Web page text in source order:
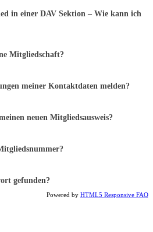
in einer DAV Sektion – Wie kann ich
Mitgliedschaft?
meiner Kontaktdaten melden?
neuen Mitgliedsausweis?
gefunden?
Powered by HTML5 Responsive FAQ